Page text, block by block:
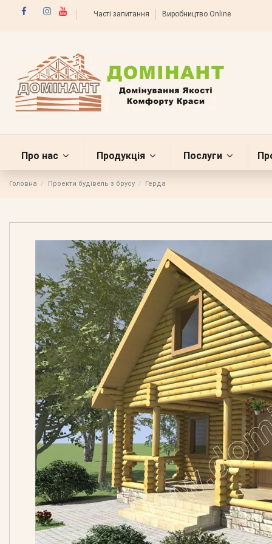
Часті запитання Виробництво Online
Про нас Продукція Послуги
Головна Проекти будівель з брусу Герда